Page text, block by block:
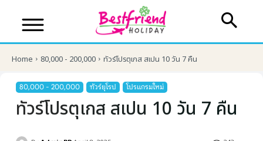
Home 80,000 - 200,000 ทัวร์โปรตุเกส สเปน 10 วัน 7 คืน
80,000 - 200,000 ทัวร์ยุโรป โปรแกรมใหม่
ทัวร์โปรตุเกส สเปน 10 วัน 7 คืน